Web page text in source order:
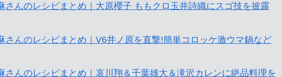
さんのレシピまとめ｜大原櫻子 ももクロ玉井詩織にスゴ技を披露
さんのレシピまとめ｜V6井ノ原を直撃!簡単コロッケ激ウマ鍋など
さんのレシピまとめ｜哀川翔＆千葉雄大＆滝沢カレンに絶品料理を